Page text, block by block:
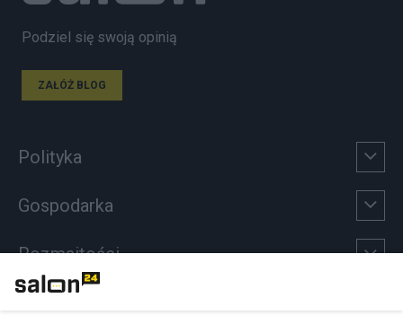
Podziel się swoją opinią
ZAŁÓŻ BLOG
Polityka
Gospodarka
Rozmaitości